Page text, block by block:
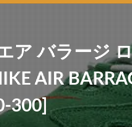
ア バラージ
AIR
300]